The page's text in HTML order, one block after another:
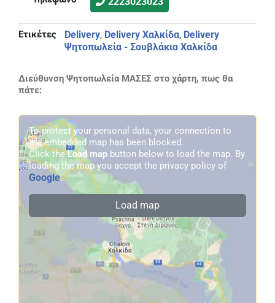
Ετικέτες Delivery, Delivery Χαλκίδα, Delivery
Ψητοπωλεία - Σουβλάκια Χαλκίδα
Διεύθυνση Ψητοπωλεία ΜΑΣΕΣ στο χάρτη, πως θα
πάτε:
To protect your personal data, your connection to
the embedded map has been blocked.
Click theLoad map button below to load the map. By
loading the map you accept the privacy policy of
Google.
Load map